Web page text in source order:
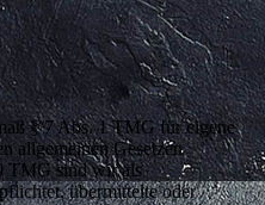
§ 7 Abs. 1 TMG für eigene
allgemeinen Gesetzen
TMG sind wir als
übermittelte oder